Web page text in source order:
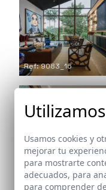
Ref: 9083_16
Usamos cookies y
mejorar tu
para mostrarte
adecuados, para
para comprender